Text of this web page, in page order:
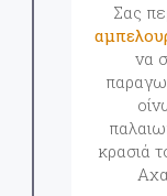
Σας
να
κρασιά